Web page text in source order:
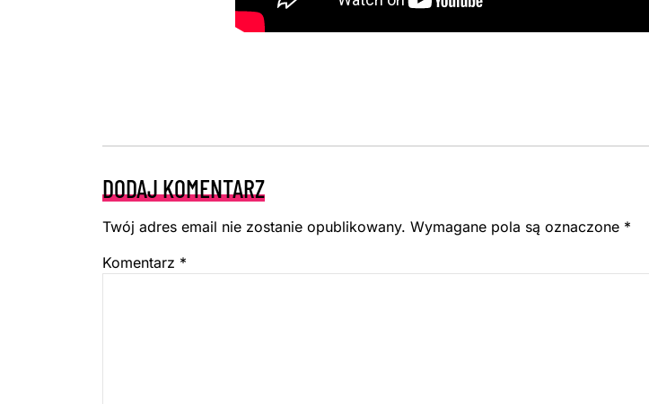
DODAJ KOMENTARZ
Twój adres email nie zostanie opublikowany. Wymagane pola są oznaczone *
Komentarz *